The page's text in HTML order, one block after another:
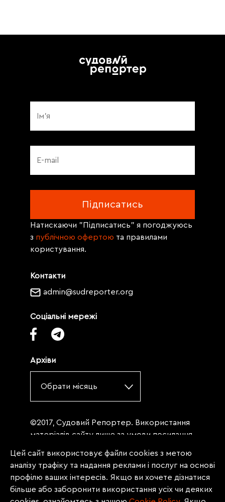
Контакти
admin@sudreporter.org
Соціальні мережі
Архіви
Обрати місяць
Натискаючи "Підписатись" я погоджуюсь
з публічною офертою та правилами
користування.
©2017, Судовий Репортер. Використання
матеріалів сайту лише за умови посилання
«Судовий репортер» не нижче третього
абзацу. Матеріали, щодо яких міститься
заборона на повну републікацію
(передрук, копіювання, відтворення або
Цей сайт використовує файли cookies з метою
аналізу трафіку та надання реклами і послуг на основі
профілю ваших інтересів. Якщо ви хочете дізнатися
більше або заборонити використання усіх чи деяких